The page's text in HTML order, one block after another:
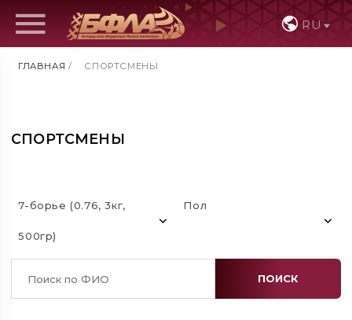
RU
ГЛАВНАЯ / СПОРТСМЕНЫ
СПОРТСМЕНЫ
7-борье (0.76, 3кг,
500гр)
Пол
ПОИСК